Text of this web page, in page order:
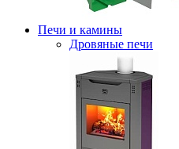
Печи и камины
Дровяные печи